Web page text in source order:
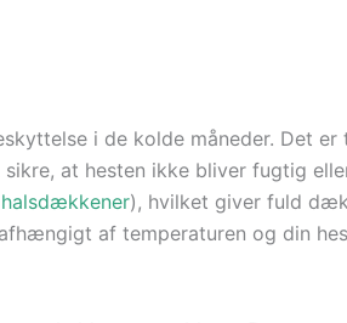
i de kolde måneder. Det
at hesten ikke bliver fugtig
halsdækkener), hvilket giver fuld
af temperaturen og din